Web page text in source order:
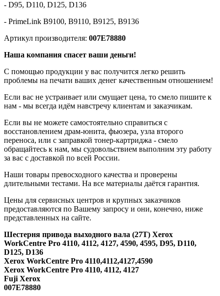
- D95, D110, D125, D136
- PrimeLink B9100, B9110, B9125, B9136
Артикул производителя: 007E78880
Наша компания спасет ваши деньги!
С помощью продукции у вас получится легко решить
проблемы на печати ваших денег качественным отношением!
Если вас не устраивает или смущает цена, то смело пишите к
нам - мы всегда идём навстречу клиентам и заказчикам.
Если вы не можете самостоятельно справиться с
восстановлением драм-юнита, фьюзера, узла второго
переноса, или с заправкой тонер-картриджа - смело
обращайтесь к нам, мы судовольствием выполним эту работу
за вас с доставкой по всей России.
Наши товары превосходного качества и проверены
длительными тестами. На все материалы даётся гарантия.
Цены для сервисных центров и крупных заказчиков
предоставляются по Вашему запросу и они, конечно, ниже
представленных на сайте.
Шестерня привода выходного вала (27T) Xerox
WorkCentre Pro 4110, 4112, 4127, 4590, 4595, D95, D110,
D125, D136
Xerox WorkCentre Pro 4110,4112,4127,4590
Xerox WorkCentre Pro 4110, 4112, 4127
Fuji Xerox
007E78880